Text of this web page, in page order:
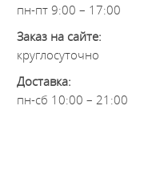
пн-пт 9:00 – 17:00
Заказ на сайте:
круглосуточно
Доставка:
пн-сб 10:00 – 21:00